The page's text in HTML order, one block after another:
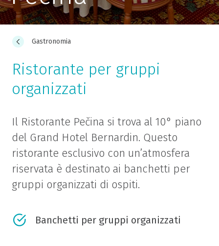
Gastronomia
Ristorante per gruppi
organizzati
Il Ristorante Pečina si trova al 10° piano
del Grand Hotel Bernardin. Questo
ristorante esclusivo con un’atmosfera
riservata è destinato ai banchetti per
gruppi organizzati di ospiti.
Banchetti per gruppi organizzati